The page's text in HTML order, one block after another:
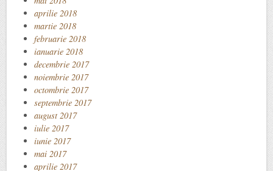
aprilie 2018
martie 2018
februarie 2018
ianuarie 2018
decembrie 2017
noiembrie 2017
octombrie 2017
septembrie 2017
august 2017
iulie 2017
iunie 2017
mai 2017
aprilie 2017